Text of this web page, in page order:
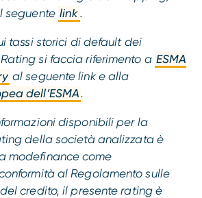
seguente link.
tassi storici di default dei
si faccia riferimento a ESMA
al seguente link e alla
dell’ESMA.
disponibili per la
della società analizzata è
modefinance come
al Regolamento sulle
credito, il presente rating è